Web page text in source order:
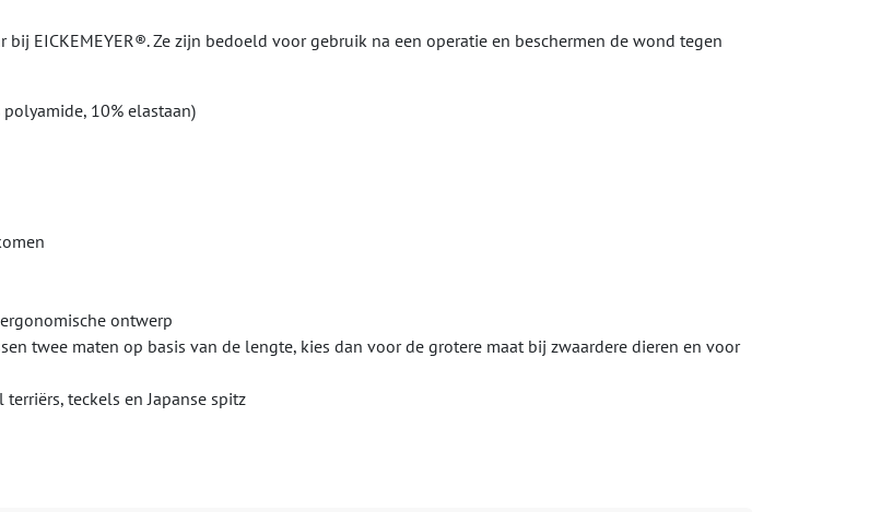
EICKEMEYER®. Ze zijn bedoeld voor gebruik na een operatie en beschermen de wond tegen
10% elastaan)
ontwerp
twee maten op basis van de lengte, kies dan voor de grotere maat bij zwaardere dieren en voor
teckels en Japanse spitz